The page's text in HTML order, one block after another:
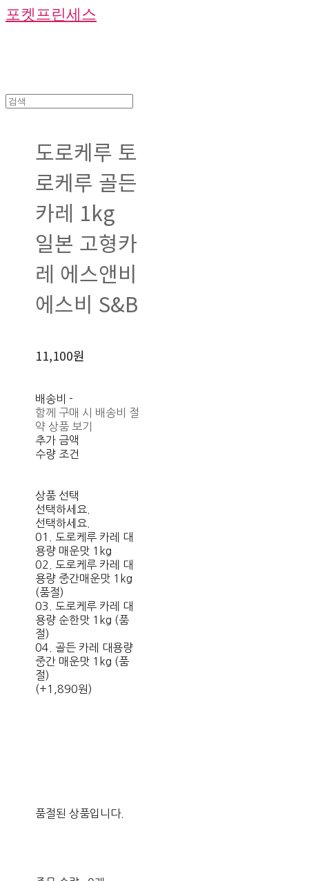
포켓프린세스
도로케루 토
로케루 골든
카레 1kg
일본 고형카
레 에스앤비
에스비 S&B
11,100원
배송비 -
함께 구매 시 배송비 절
약 상품 보기
추가 금액
수량 조건
상품 선택
선택하세요.
선택하세요.
01. 도로케루 카레 대
용량 매운맛 1kg
02. 도로케루 카레 대
용량 중간매운맛 1kg
(품절)
03. 도로케루 카레 대
용량 순한맛 1kg (품
절)
04. 골든 카레 대용량
중간 매운맛 1kg (품
절)
(+1,890원)
품절된 상품입니다.